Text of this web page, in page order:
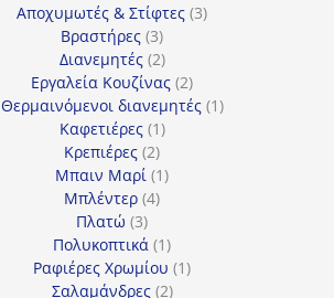
προϊόντα
Αποχυμωτές & Στίφτες 33
Βραστήρες 33
προϊόντα
Διανεμητές 22
προϊόντα
Εργαλεία Κουζίνας 22
προϊόντα
Θερμαινόμενοι διανεμητές 11
Καφετιέρες 11
προϊόν
Κρεπιέρες 22
προϊόντα
Μπαιν Μαρί 11
Μπλέντερ 44
Πλατώ 33
προϊόντα
Πολυκοπτικά 11
προϊόν
Ραφιέρες Χρωμίου 11
Σαλαμάνδρες 22